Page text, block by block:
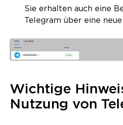
Sie erhalten auch eine
Telegram über eine
Wichtige
Nutzung von